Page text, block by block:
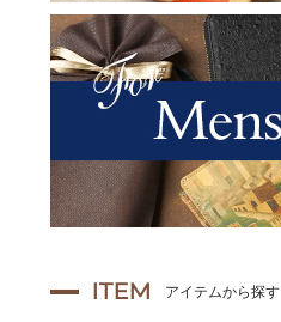
ITEM アイテムから探す